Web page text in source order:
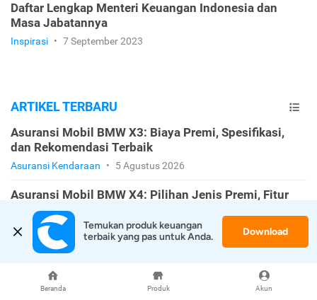
Beranda Produk Akun
Daftar Lengkap Menteri Keuangan Indonesia dan
Masa Jabatannya
Inspirasi • 7 September 2023
ARTIKEL TERBARU
Asuransi Mobil BMW X3: Biaya Premi, Spesifikasi,
dan Rekomendasi Terbaik
Asuransi Kendaraan • 5 Agustus 2026
Asuransi Mobil BMW X4: Pilihan Jenis Premi, Fitur
Perluasan, dan Rekomendasi
Asuransi Kendaraan • 5 Agustus 2026
Asuransi Mobil BMW X5: Estimasi Premi, Pilihan
Polis, dan Rekomendasinya
Asuransi Kendaraan 5 Agustus 2026
Temukan produk keuangan
terbaik yang pas untuk Anda.
Download